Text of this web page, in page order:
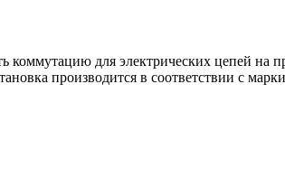
коммутацию для электрических цепей
производится в соответствии с